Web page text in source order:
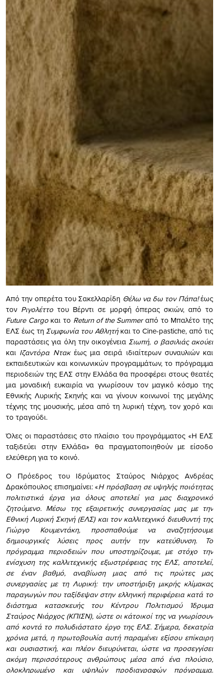
Από την οπερέτα του Σακελλαρίδη Θέλω να δω τον Πάπα!έως
τον Ριγολέττο του Βέρντι σε μορφή όπερας σκιών, από το
Future Cargoκαι το Return of the Summerαπό το Μπαλέτο της
ΕΛΣ έως τη Συμφωνία του Αθλητήκαι το Cine-pastiche, από τις
παραστάσεις για όλη την οικογένεια Σιωπή, ο βασιλιάς ακούει
και Ιζαντόρα Ντακέως μια σειρά ιδιαίτερων συναυλιών και
εκπαιδευτικών και κοινωνικών προγραμμάτων, το πρόγραμμα
περιοδειών της ΕΛΣ στην Ελλάδα θα προσφέρει στους θεατές
μια μοναδική ευκαιρία να γνωρίσουν τον μαγικό κόσμο της
Εθνικής Λυρικής Σκηνής και να γίνουν κοινωνοί της μεγάλης
τέχνης της μουσικής, μέσα από τη λυρική τέχνη, τον χορό και
το τραγούδι.
Όλες οι παραστάσεις στο πλαίσιο του προγράμματος «Η ΕΛΣ
ταξιδεύει στην Ελλάδα» θα πραγματοποιηθούν με είσοδο
ελεύθερη για το κοινό.
Ο Πρόεδρος του Ιδρύματος Σταύρος Νιάρχος Ανδρέας
Δρακόπουλος επισημαίνει: «Hπρόσβαση σε υψηλής ποιότητας
πολιτιστικά έργα για όλους αποτελεί για μας διαχρονικό
ζητούμενο. Μέσω της εξαιρετικής συνεργασίας μας με την
Εθνική Λυρική Σκηνή (ΕΛΣ) και τον καλλιτεχνικό διευθυντή της
Γιώργο Κουμεντάκη, προσπαθούμε να αναζητήσουμε
δημιουργικές λύσεις προς αυτήν την κατεύθυνση. Το
πρόγραμμα περιοδειών που υποστηρίζουμε, με στόχο την
ενίσχυση της καλλιτεχνικής εξωστρέφειας της ΕΛΣ, αποτελεί,
σε έναν βαθμό, αναβίωση μιας από τις πρώτες μας
συνεργασίες με τη Λυρική: την υποστήριξη μικρής κλίμακας
παραγωγών που ταξίδεψαν στην ελληνική περιφέρεια κατά το
διάστημα κατασκευής του Κέντρου Πολιτισμού Ίδρυμα
Σταύρος Νιάρχος (ΚΠΙΣΝ), ώστε οι κάτοικοί της να γνωρίσουν
από κοντά το πολυδιάστατο έργο της ΕΛΣ. Σήμερα, δεκατρία
χρόνια μετά, η πρωτοβουλία αυτή παραμένει εξίσου επίκαιρη
και ουσιαστική, και πλέον διευρύνεται, ώστε να προσεγγίσει
ακόμη περισσότερους ανθρώπους μέσα από ένα πλούσιο,
ολοκληρωμένο και υψηλών προδιαγραφών πρόγραμμα.